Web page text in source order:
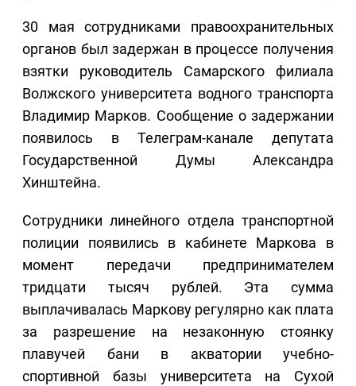
30 мая сотрудниками правоохранительных
органов был задержан в процессе получения
взятки руководитель Самарского филиала
Волжского университета водного транспорта
Владимир Марков. Сообщение о задержании
появилось в Телеграм-канале депутата
Государственной Думы Александра
Хинштейна.
Сотрудники линейного отдела транспортной
полиции появились в кабинете Маркова в
момент передачи предпринимателем
тридцати тысяч рублей. Эта сумма
выплачивалась Маркову регулярно как плата
за разрешение на незаконную стоянку
плавучей бани в акватории учебно-
спортивной базы университета на Сухой